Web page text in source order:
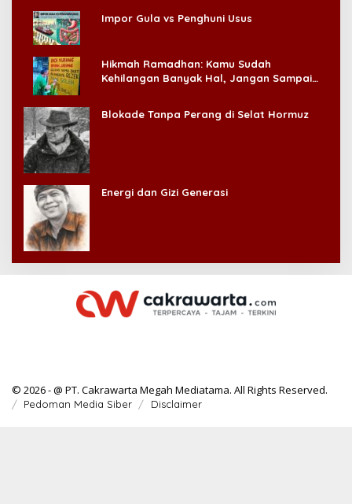
Impor Gula vs Penghuni Usus
Hikmah Ramadhan: Kamu Sudah
Kehilangan Banyak Hal, Jangan Sampai
Blokade Tanpa Perang di Selat Hormuz
Energi dan Gizi Generasi
© 2026 - @ PT. Cakrawarta Megah Mediatama. All Rights Reserved.
Pedoman Media Siber Disclaimer